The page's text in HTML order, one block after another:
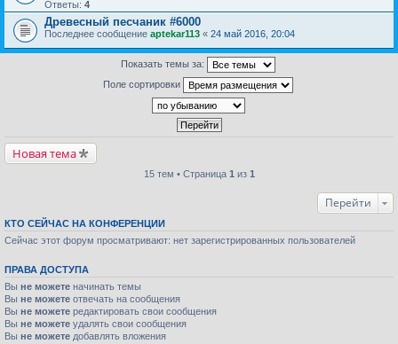
Ответы: 4
Древесный песчаник #6000
Последнее сообщение aptekar113 « 24 май 2016, 20:04
Показать темы за:
Поле сортировки
Новая тема
15 тем • Страница 1 из 1
Перейти
КТО СЕЙЧАС НА КОНФЕРЕНЦИИ
Сейчас этот форум просматривают: нет зарегистрированных пользователей
ПРАВА ДОСТУПА
Вы не можете начинать темы
Вы не можете отвечать на сообщения
Вы не можете редактировать свои сообщения
Вы не можете удалять свои сообщения
Вы не можете добавлять вложения